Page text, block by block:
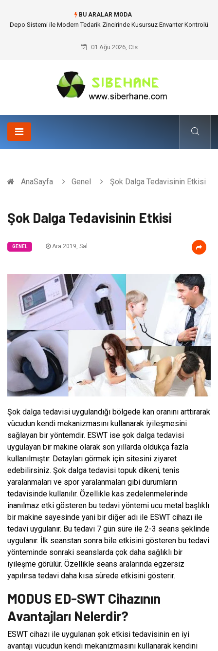
BU ARALAR MODA
Depo Sistemi ile Modern Tedarik Zincirinde Kusursuz Envanter Kontrolü
01 Ağu 2026, Cts
AnaSayfa Genel Şok Dalga Tedavisinin Etkisi
Şok Dalga Tedavisinin Etkisi
GENEL Ara 2019, Sal
Şok dalga tedavisi uygulandığı bölgede kan oranını arttırarak
vücudun kendi mekanizmasını kullanarak iyileşmesini
sağlayan bir yöntemdir. ESWT ise şok dalga tedavisi
uygulayan bir makine olarak son yıllarda oldukça fazla
kullanılmıştır. Detayları görmek için sitesini ziyaret
edebilirsiniz. Şok dalga tedavisi topuk dikeni, tenis
yaralanmaları ve spor yaralanmaları gibi durumların
tedavisinde kullanılır. Özellikle kas zedelenmelerinde
inanılmaz etki gösteren bu tedavi yöntemi ucu metal başlıklı
bir makine sayesinde yani bir diğer adı ile ESWT cihazı ile
tedavi uygulanır. Bu tedavi 7 gün süre ile 2-3 seans şeklinde
uygulanır. İlk seanstan sonra bile etkisini gösteren bu tedavi
yönteminde sonraki seanslarda çok daha sağlıklı bir
iyileşme görülür. Özellikle seans aralarında egzersiz
yapılırsa tedavi daha kısa sürede etkisini gösterir.
MODUS ED-SWT Cihazının
Avantajları Nelerdir?
ESWT cihazı ile uygulanan şok etkisi tedavisinin en iyi
avantajı vücudun kendi mekanizmasını kullanarak kendini